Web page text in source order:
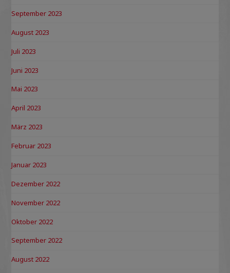
September 2023
August 2023
Juli 2023
Juni 2023
Mai 2023
April 2023
März 2023
Februar 2023
Januar 2023
Dezember 2022
November 2022
Oktober 2022
September 2022
August 2022